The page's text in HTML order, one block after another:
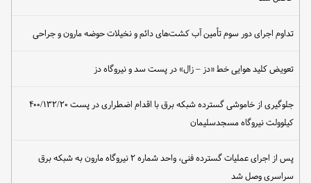
تداوم اجرای دور سوم تأمین آب کشت‌های دائم و نخیلات حوضه مارون و جراحی
تعویض کلید هوایی خط «دز – زال» در پست سد و نیروگاه دز
جلوگیری از خاموشی گسترده شبکه برق با اقدام اضطراری در پست ۴۰۰/۱۳۲/۲۰
کیلوولت نیروگاه مسجدسلیمان
پس از اجرای عملیات گسترده فنی، واحد شماره ۲ نیروگاه مارون به شبکه برق
سراسری وصل شد